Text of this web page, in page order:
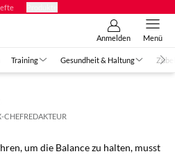
Anmelden Menü
Training Gesundheit & Haltung
CHEFREDAKTEUR
um die Balance zu halten, musst